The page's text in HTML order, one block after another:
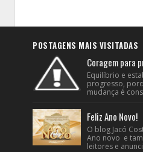
POSTAGENS MAIS VISITADAS
Coragem para
Equilíbrio e
progresso,
mudança é
Feliz Ano Novo!
O blog Jacó
Ano novo e
leitores e